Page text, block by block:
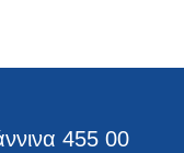
455 00